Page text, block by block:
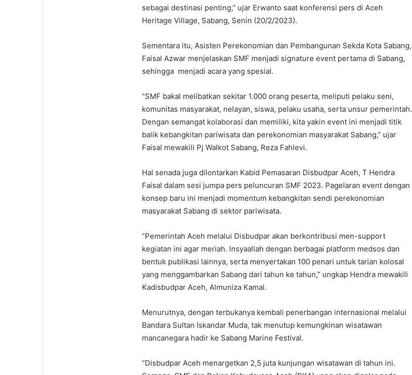
sebagai destinasi penting,” ujar Erwanto saat konferensi pers di Aceh
Heritage Village, Sabang, Senin (20/2/2023).
Sementara itu, Asisten Perekonomian dan Pembangunan Sekda Kota Sabang,
Faisal Azwar menjelaskan SMF menjadi signature event pertama di Sabang,
sehingga menjadi acara yang spesial.
“SMF bakal melibatkan sekitar 1.000 orang peserta, meliputi pelaku seni,
komunitas masyarakat, nelayan, siswa, pelaku usaha, serta unsur pemerintah.
Dengan semangat kolaborasi dan memiliki, kita yakin event ini menjadi titik
balik kebangkitan pariwisata dan perekonomian masyarakat Sabang,” ujar
Faisal mewakili Pj Walkot Sabang, Reza Fahlevi.
Hal senada juga dilontarkan Kabid Pemasaran Disbudpar Aceh, T Hendra
Faisal dalam sesi jumpa pers peluncuran SMF 2023. Pagelaran event dengan
konsep baru ini menjadi momentum kebangkitan sendi perekonomian
masyarakat Sabang di sektor pariwisata.
“Pemerintah Aceh melalui Disbudpar akan berkontribusi men-support
kegiatan ini agar meriah. Insyaallah dengan berbagai platform medsos dan
bentuk publikasi lainnya, serta menyertakan 100 penari untuk tarian kolosal
yang menggambarkan Sabang dari tahun ke tahun,” ungkap Hendra mewakili
Kadisbudpar Aceh, Almuniza Kamal.
Menurutnya, dengan terbukanya kembali penerbangan internasional melalui
Bandara Sultan Iskandar Muda, tak menutup kemungkinan wisatawan
mancanegara hadir ke Sabang Marine Festival.
“Disbudpar Aceh menargetkan 2,5 juta kunjungan wisatawan di tahun ini.